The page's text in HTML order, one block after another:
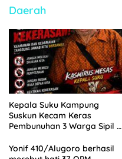
Daerah
Kepala Suku Kampung
Suskun Kecam Keras
Pembunuhan 3 Warga Sipil di
Yonif 410/Alugoro berhasil